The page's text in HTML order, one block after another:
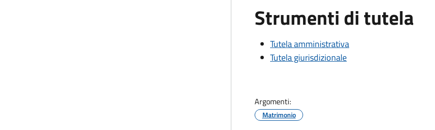
Strumenti di tutela
Tutela amministrativa
Tutela giurisdizionale
Argomenti:
Matrimonio